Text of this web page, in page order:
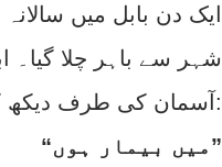
ایک دن بابل میں
شہر سے باہر چلا گیا۔
آسمان کی طرف دیکھ کر کہا:
“میں بیمار ہوں”